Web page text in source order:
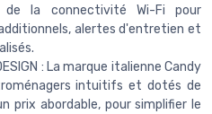
de la connectivité Wi-Fi pour
alertes d'entretien et
: La marque italienne Candy
intuitifs et dotés de
prix abordable, pour simplifier le